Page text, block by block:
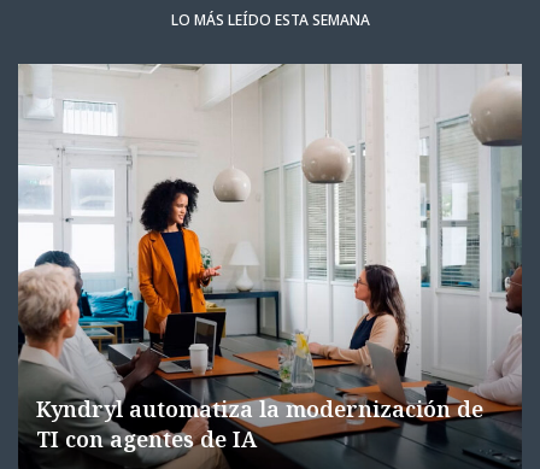
LO MÁS LEÍDO ESTA SEMANA
Kyndryl automatiza la modernización de
TI con agentes de IA